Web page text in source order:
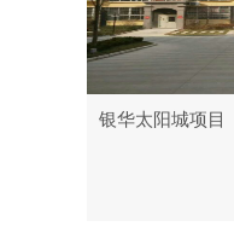
银华太阳城项目